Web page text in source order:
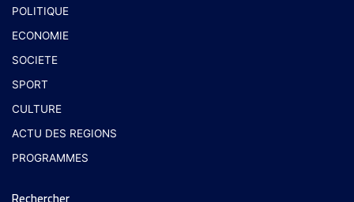
POLITIQUE
ECONOMIE
SOCIETE
SPORT
CULTURE
ACTU DES REGIONS
PROGRAMMES